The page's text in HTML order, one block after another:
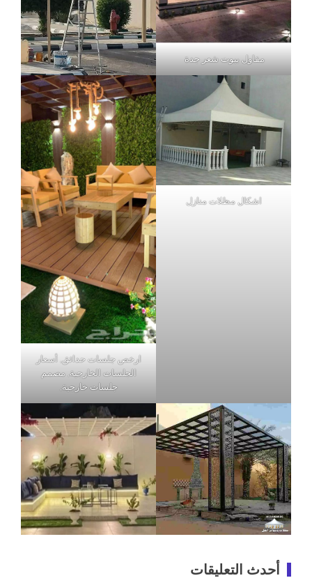
مقاول بيوت شعر جدة
اشكال مظلات منازل
ارخص جلسات حدائق, أسعار
الجلسات الخارجية, مصمم
جلسات خارجية,
أحدث التعليقات